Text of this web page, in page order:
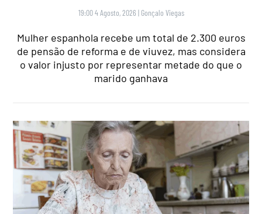
19:00 4 Agosto, 2026 | Gonçalo Viegas
Mulher espanhola recebe um total de 2.300 euros
de pensão de reforma e de viuvez, mas considera
o valor injusto por representar metade do que o
marido ganhava